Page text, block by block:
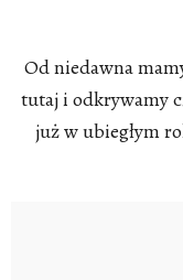
Od niedawna
tutaj i odkrywamy
już w ubiegłym